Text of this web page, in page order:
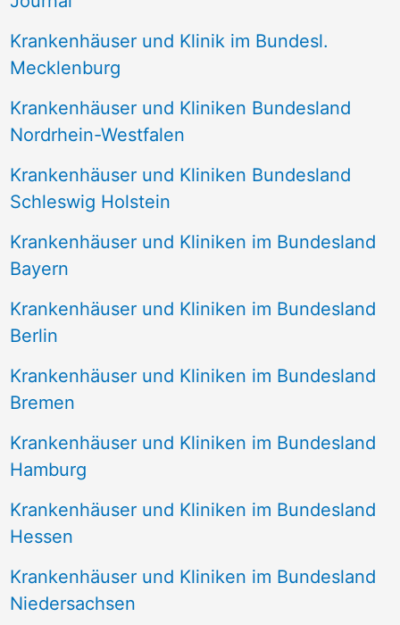
c
:
Krankenhäuser und Klinik im Bundesl.
Mecklenburg
Krankenhäuser und Kliniken Bundesland
Nordrhein-Westfalen
Krankenhäuser und Kliniken Bundesland
Schleswig Holstein
Krankenhäuser und Kliniken im Bundesland
Bayern
Krankenhäuser und Kliniken im Bundesland
Berlin
Krankenhäuser und Kliniken im Bundesland
Bremen
Krankenhäuser und Kliniken im Bundesland
Hamburg
Krankenhäuser und Kliniken im Bundesland
Hessen
Krankenhäuser und Kliniken im Bundesland
Niedersachsen